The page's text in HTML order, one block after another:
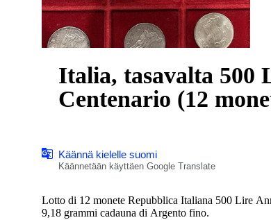
Italia, tasavalta 500
Käännä kielelle suomi
Käännetään käyttäen Google Translate
Lotto di 12 monete Repubblica Italiana 500 Lire
9,18 grammi cadauna di Argento fino.